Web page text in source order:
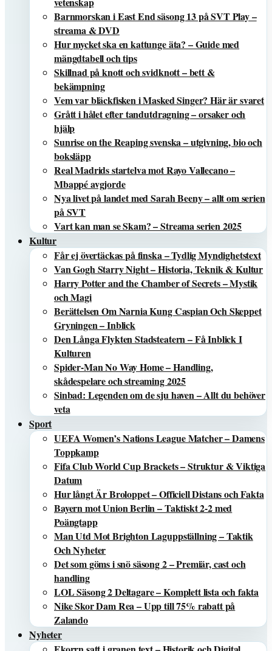
Barnmorskan i East End säsong 13 på SVT Play –
streama & DVD
Hur mycket ska en kattunge äta? – Guide med
mängdtabell och tips
Skillnad på knott och svidknott – bett &
bekämpning
Vem var bläckfisken i Masked Singer? Här är svaret
Grått i hålet efter tandutdragning – orsaker och
hjälp
Sunrise on the Reaping svenska – utgivning, bio och
boksläpp
Real Madrids startelva mot Rayo Vallecano –
Mbappé avgjorde
Nya livet på landet med Sarah Beeny – allt om serien
på SVT
Vart kan man se Skam? – Streama serien 2025
Kultur
Får ej övertäckas på finska – Tydlig Myndighetstext
Van Gogh Starry Night – Historia, Teknik & Kultur
Harry Potter and the Chamber of Secrets – Mystik
och Magi
Berättelsen Om Narnia Kung Caspian Och Skeppet
Gryningen – Inblick
Den Långa Flykten Stadsteatern – Få Inblick I
Kulturen
Spider-Man No Way Home – Handling,
skådespelare och streaming 2025
Sinbad: Legenden om de sju haven – Allt du behöver
veta
Sport
UEFA Women’s Nations League Matcher – Damens
Toppkamp
Fifa Club World Cup Brackets – Struktur & Viktiga
Datum
Hur långt Är Broloppet – Officiell Distans och Fakta
Bayern mot Union Berlin – Taktiskt 2-2 med
Poängtapp
Man Utd Mot Brighton Laguppställning – Taktik
Och Nyheter
Det som göms i snö säsong 2 – Premiär, cast och
handling
LOL Säsong 2 Deltagare – Komplett lista och fakta
Nike Skor Dam Rea – Upp till 75% rabatt på
Zalando
Nyheter